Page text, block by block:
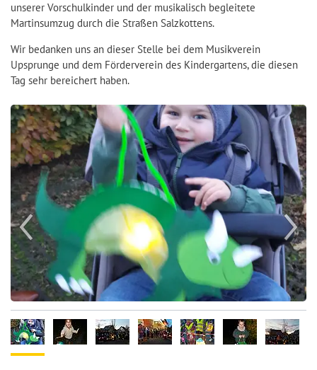
unserer Vorschulkinder und der musikalisch begleitete
Martinsumzug durch die Straßen Salzkottens.
Wir bedanken uns an dieser Stelle bei dem Musikverein
Upsprunge und dem Förderverein des Kindergartens, die diesen
Tag sehr bereichert haben.